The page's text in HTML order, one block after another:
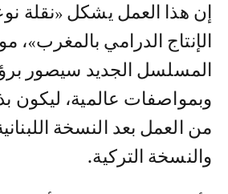
إن هذا العمل يشكل «نقلة
الإنتاج الدرامي بالمغرب»،
المسلسل الجديد سيصور
وبمواصفات عالمية، ليكون
من العمل بعد النسخة
والنسخة التركية.